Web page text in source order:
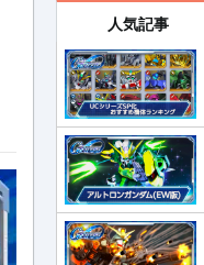
人気記事